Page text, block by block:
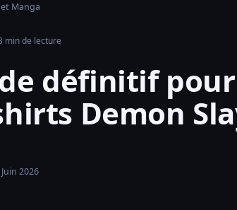
Manga
min de lecture
définitif
Demon
2026